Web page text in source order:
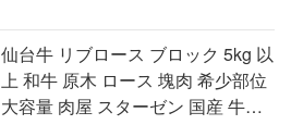
仙台牛 リブロース ブロック 5kg 以
上 和牛 原木 ロース 塊肉 希少部位
大容量 肉屋 スターゼン 国産 牛肉